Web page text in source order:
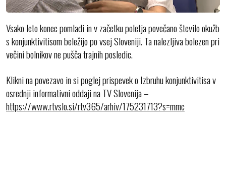
Vsako leto konec pomladi in v začetku poletja povečano število okužb
s konjunktivitisom beležijo po vsej Sloveniji. Ta nalezljiva bolezen pri
večini bolnikov ne pušča trajnih posledic.
Klikni na povezavo in si poglej prispevek o Izbruhu konjunktivitisa v
osrednji informativni oddaji na TV Slovenija –
https://www.rtvslo.si/rtv365/arhiv/175231713?s=mmc